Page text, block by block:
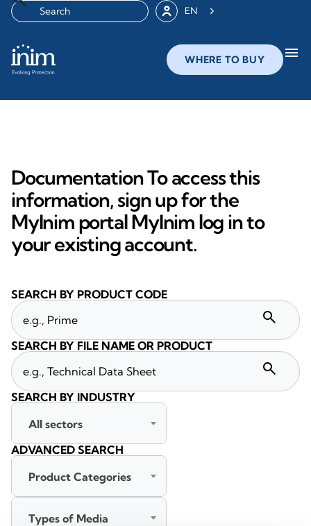
EN
WHERE TO BUY menu
Documentation To access this
information, sign up for the
MyInim portal MyInim log in to
your existing account.
SEARCH BY PRODUCT CODE
search
SEARCH BY FILE NAME OR PRODUCT
search
SEARCH BY INDUSTRY
All sectors
ADVANCED SEARCH
Product Categories
Types of Media